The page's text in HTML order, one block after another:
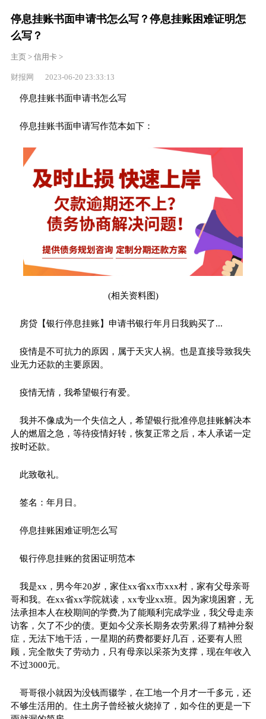
停息挂账书面申请书怎么写？停息挂账困难证明怎
么写？
主页> 信用卡>
财报网 2023-06-20 23:33:13
停息挂账书面申请书怎么写
停息挂账书面申请写作范本如下：
(相关资料图)
房贷【银行停息挂账】申请书银行年月日我购买了...
疫情是不可抗力的原因，属于天灾人祸。也是直接导致我失
业无力还款的主要原因。
疫情无情，我希望银行有爱。
我并不像成为一个失信之人，希望银行批准停息挂账解决本
人的燃眉之急，等待疫情好转，恢复正常之后，本人承诺一定
按时还款。
此致敬礼。
签名：年月日。
停息挂账困难证明怎么写
银行停息挂账的贫困证明范本
我是xx，男今年20岁，家住xx省xx市xxx村，家有父母亲哥
哥和我。在xx省xx学院就读，xx专业xx班。因为家境困窘，无
法承担本人在校期间的学费,为了能顺利完成学业，我父母走亲
访客，欠了不少的债。更如今父亲长期务农劳累;得了精神分裂
症，无法下地干活，一星期的药费都要好几百，还要有人照
顾，完全散失了劳动力，只有母亲以采茶为支撑，现在年收入
不过3000元。
哥哥很小就因为没钱而辍学，在工地一个月才一千多元，还
不够生活用的。住土房子曾经被火烧掉了，如今住的更是一下